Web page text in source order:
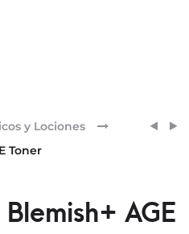
y Lociones
Toner
AGE